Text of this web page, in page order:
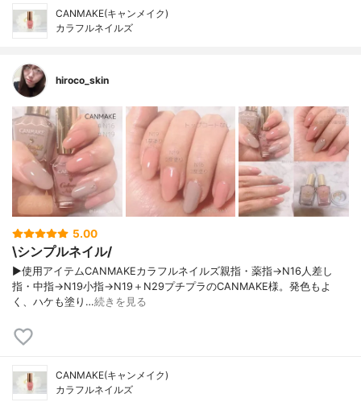
CANMAKE(キャンメイク)
カラフルネイルズ
hiroco_skin
5.00
\シンプルネイル/
▶使用アイテムCANMAKEカラフルネイルズ親指・薬指→N16人差し
指・中指→N19小指→N19＋N29プチプラのCANMAKE様。発色もよ
く、ハケも塗り…続きを見る
CANMAKE(キャンメイク)
カラフルネイルズ